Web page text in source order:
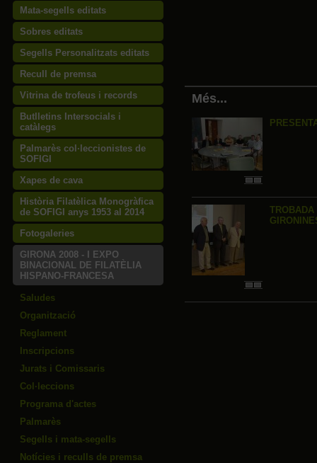
Mata-segells editats
Sobres editats
Segells Personalitzats editats
Recull de premsa
Vitrina de trofeus i records
Butlletins Intersocials i
catàlegs
Palmarès col·leccionistes de
SOFIGI
Xapes de cava
Història Filatèlica Monogràfica
de SOFIGI anys 1953 al 2014
Fotogaleries
GIRONA 2008 - I EXPO
BINACIONAL DE FILATÈLIA
HISPANO-FRANCESA
Saludes
Organització
Reglament
Inscripcions
Jurats i Comissaris
Col·leccions
Programa d'actes
Palmarès
Segells i mata-segells
Notícies i reculls de premsa
Més...
TROBADA